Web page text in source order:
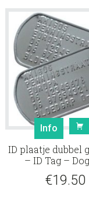
Info
ID plaatje dubbel
– ID Tag –
€19.50